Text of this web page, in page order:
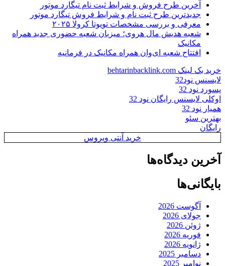
آخرین طرح فروش و شرایط ثبت نام تیگارد موتور
جدیدترین طرح ثبت نام و شرایط فروش تیگارد موتور
معرفی و بررسی مشخصات تویوتا کرولا ۲۰۲۵
شعبه هدیش مال هروی؛ میزبان شعبه حضوری جدید همراه
مکانیک
افتتاح شعبه ای‌وان همراه مکانیک در فرمانیه
خرید بک لینک behtarinbacklink.com
لایسنس نود32
پسورد نود 32
اوکلی لایسنس رایگان نود 32
همیار نود 32
بهترین سئو
رایگان
خرید آنتی ویروس
آخرین دیدگاه‌ها
بایگانی‌ها
آگوست 2026
جولای 2026
ژوئن 2026
فوریه 2026
ژانویه 2026
دسامبر 2025
نوامبر 2025